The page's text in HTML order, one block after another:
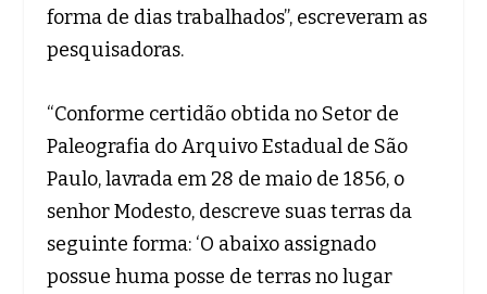
forma de dias trabalhados”, escreveram as
pesquisadoras.
“Conforme certidão obtida no Setor de
Paleografia do Arquivo Estadual de São
Paulo, lavrada em 28 de maio de 1856, o
senhor Modesto, descreve suas terras da
seguinte forma: ‘O abaixo assignado
possue huma posse de terras no lugar